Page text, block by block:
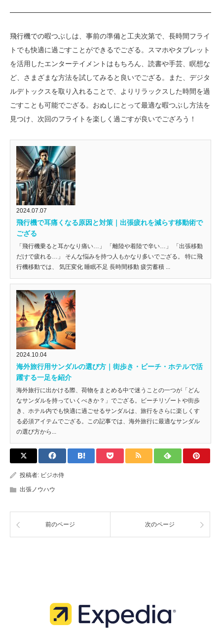
飛行機での暇つぶしは、事前の準備と工夫次第で、長時間フライ
トでも快適に過ごすことができるでござる。スマホやタブレット
を活用したエンターテイメントはもちろん、読書や手芸、瞑想な
ど、さまざまな方法を試してみると良いでござる。また、デジタ
ルデトックスを取り入れることで、よりリラックスした時間を過
ごすことも可能でござる。おぬしにとって最適な暇つぶし方法を
見つけ、次回のフライトを楽しく過ごすが良いでござろう！
2024.07.07
飛行機で耳痛くなる原因と対策｜出張疲れを減らす移動術で
ござる
「飛行機乗ると耳かなり痛い…」 「離陸や着陸で辛い…」 「出張移動
だけで疲れる…」 そんな悩みを持つ人もかなり多いでござる。 特に飛
行機移動では、 気圧変化 睡眠不足 長時間移動 疲労蓄積 ...
2024.10.04
海外旅行用サンダルの選び方｜街歩き・ビーチ・ホテルで活
躍する一足を紹介
海外旅行に出かける際、荷物をまとめる中で迷うことの一つが「どん
なサンダルを持っていくべきか？」でござる。ビーチリゾートや街歩
き、ホテル内でも快適に過ごせるサンダルは、旅行をさらに楽しくす
る必須アイテムでござる。この記事では、海外旅行に最適なサンダル
の選び方から...
投稿者: ビジホ侍
出張ノウハウ
前のページ 次のページ